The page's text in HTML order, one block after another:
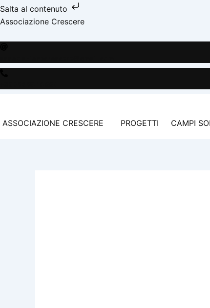
Salta al contenuto
Vai
al
Associazione Crescere
ASSOCIAZIONE CRESCERE PROGETTI CAMPI
facebook
instagram
youtube
spotify
bebo